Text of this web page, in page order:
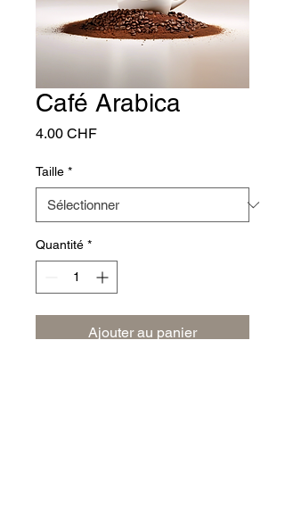
Café Arabica
4.00 CHFPrix
Taille *
Quantité *
Ajouter au panier